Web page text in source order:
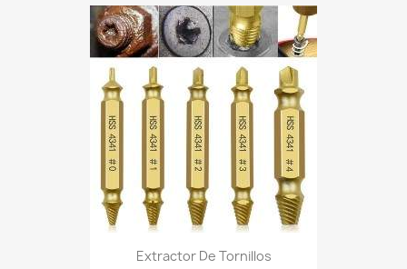
Extractor De Tornillos